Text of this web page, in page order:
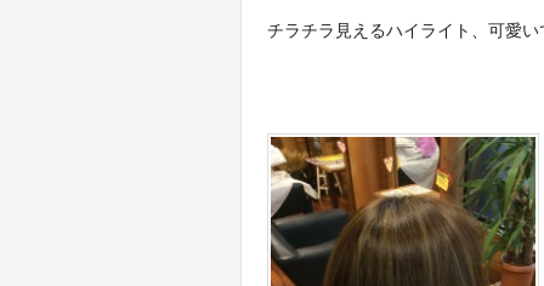
チラチラ見えるハイライト、可愛